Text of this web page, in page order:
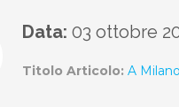
Data: 03 ottobre
Titolo Articolo: A